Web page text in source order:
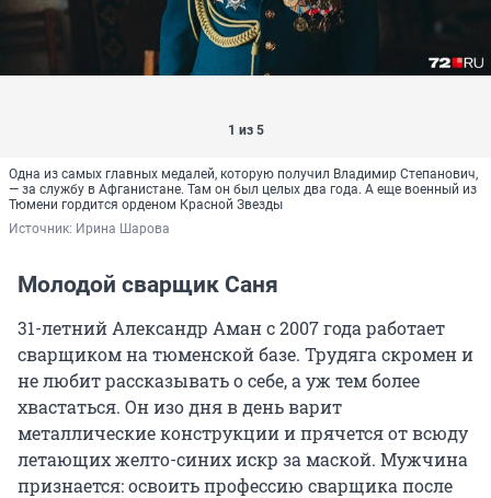
1 из 5
Одна из самых главных медалей, которую получил Владимир Степанович,
— за службу в Афганистане. Там он был целых два года. А еще военный из
Тюмени гордится орденом Красной Звезды
Источник: Ирина Шарова
Молодой сварщик Саня
31-летний Александр Аман с 2007 года работает
сварщиком на тюменской базе. Трудяга скромен и
не любит рассказывать о себе, а уж тем более
хвастаться. Он изо дня в день варит
металлические конструкции и прячется от всюду
летающих желто-синих искр за маской. Мужчина
признается: освоить профессию сварщика после